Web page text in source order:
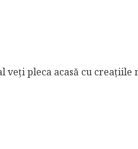
veți pleca acasă cu creațiile